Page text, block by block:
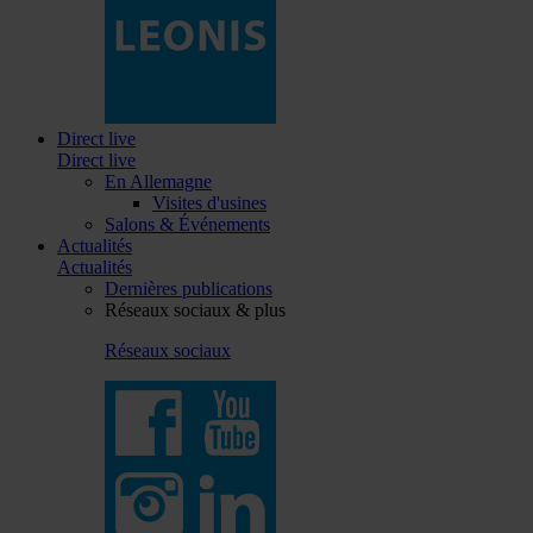
Direct live
Direct live
En Allemagne
Visites d'usines
Salons & Événements
Actualités
Actualités
Dernières publications
Réseaux sociaux & plus
Réseaux sociaux